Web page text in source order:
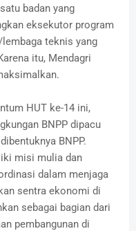
badan yang
eksekutor program
teknis yang
itu, Mendagri
HUT ke-14 ini,
BNPP dipacu
BNPP.
misi mulia dan
dalam menjaga
sentra ekonomi di
sebagai bagian dari
pembangunan di